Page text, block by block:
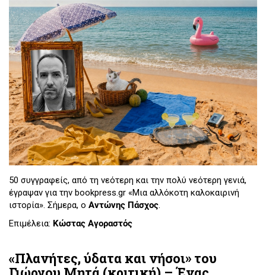
50 συγγραφείς, από τη νεότερη και την πολύ νεότερη γενιά,
έγραψαν για την bookpress.gr «Μια αλλόκοτη καλοκαιρινή
ιστορία». Σήμερα, ο Αντώνης Πάσχος.
Επιμέλεια: Κώστας Αγοραστός
«Πλανήτες, ύδατα και νήσοι» του